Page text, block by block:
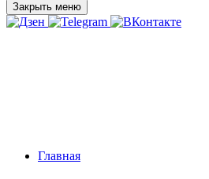
Закрыть меню
Главная